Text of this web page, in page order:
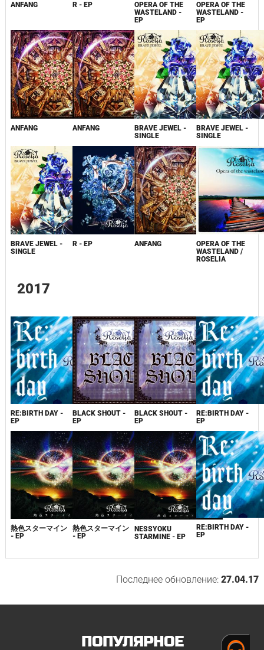
ANFANG R - EP
OPERA OF THE
WASTELAND -
EP
OPERA OF THE
WASTELAND -
EP
ANFANG ANFANG
BRAVE JEWEL -
SINGLE
BRAVE JEWEL -
SINGLE
BRAVE JEWEL -
SINGLE
R - EP ANFANG
OPERA OF THE
WASTELAND /
ROSELIA
2017
RE:BIRTH DAY -
EP
BLACK SHOUT -
EP
BLACK SHOUT -
EP
RE:BIRTH DAY -
EP
熱色スターマイン
- EP
熱色スターマイン
- EP
NESSYOKU
STARMINE - EP
RE:BIRTH DAY -
EP
Последнее обновление:27.04.17
ПОПУЛЯРНОЕ